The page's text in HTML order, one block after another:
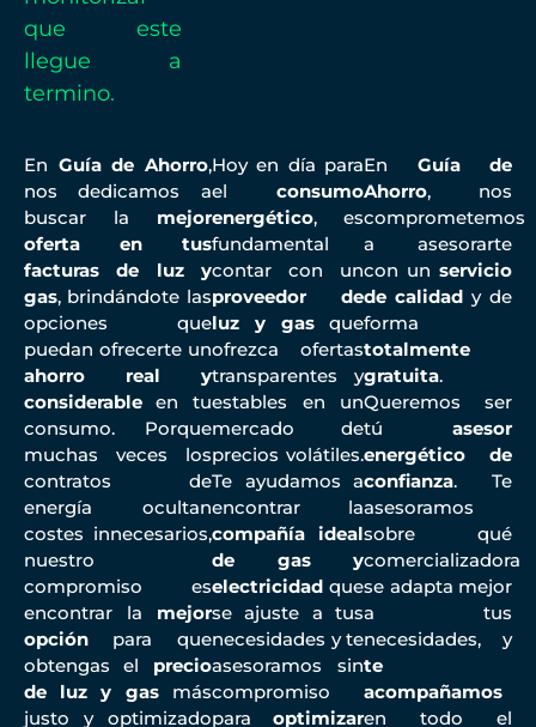
que este
llegue a
termino.
En Guía de Ahorro,
nos dedicamos a
buscar la mejor
oferta en tus
facturas de luz y
gas, brindándote las
opciones que
puedan ofrecerte un
ahorro real y
considerable en tu
consumo. Porque
muchas veces los
contratos de
energía ocultan
costes innecesarios,
nuestro
compromiso es
encontrar la mejor
opción para que
obtengas el precio
de luz y gasmás
justo y optimizado
Hoy en día para
elconsumo
energético, es
fundamental
contar con un
proveedor de
luz y gasque
ofrezca ofertas
transparentes y
estables en un
mercado de
precios volátiles.
Te ayudamos a
encontrar la
compañía ideal
de gas y
electricidadque
se ajuste a tus
necesidades y te
asesoramos sin
compromiso
paraoptimizar
En Guía de
Ahorro, nos
comprometemos
a asesorarte
con un servicio
de calidad y de
forma
totalmente
gratuita.
Queremos ser
tú asesor
energético de
confianza. Te
asesoramos
sobre qué
comercializadora
se adapta mejor
a tus
necesidades, y
te
acompañamos
en todo el